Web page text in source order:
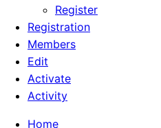
Register
Registration
Members
Edit
Activate
Activity
Home